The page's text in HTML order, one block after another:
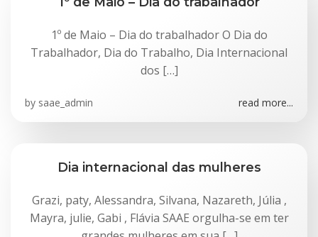
1º de Maio – Dia do trabalhador O Dia do
Trabalhador, Dia do Trabalho, Dia Internacional
dos […]
by saae_admin read more...
Dia internacional das mulheres
Grazi, paty, Alessandra, Silvana, Nazareth, Júlia ,
Mayra, julie, Gabi , Flávia SAAE orgulha-se em ter